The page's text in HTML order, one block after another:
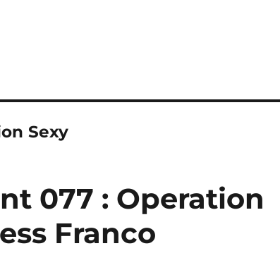
Sexy
077 : Operation
Franco